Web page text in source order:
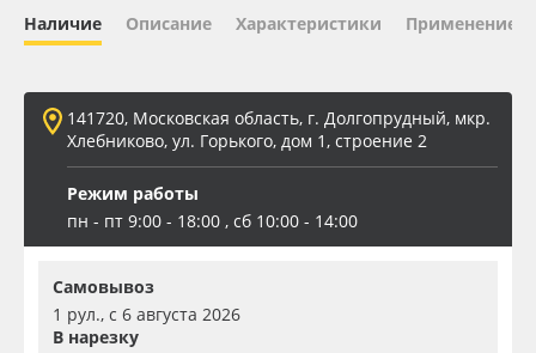
Заготовки для сувениров
Наличие Описание Характеристики Применение
141720, Московская область, г. Долгопрудный, мкр.
Хлебниково, ул. Горького, дом 1, строение 2
Режим работы
пн - пт 9:00 - 18:00 , сб 10:00 - 14:00
Самовывоз
1 рул., с 6 августа 2026
В нарезку